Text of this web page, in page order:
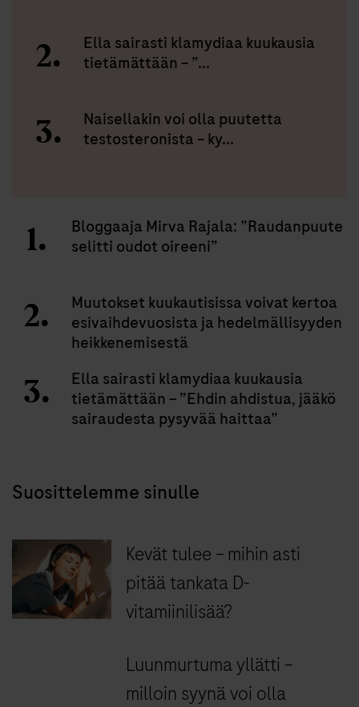
Ella sairasti klamydiaa kuukausia
tietämättään – ”...
Naisellakin voi olla puutetta
testosteronista – ky...
Bloggaaja Mirva Rajala: ”Raudanpuute
selitti oudot oireeni”
Muutokset kuukautisissa voivat kertoa
esivaihdevuosista ja hedelmällisyyden
heikkenemisestä
Ella sairasti klamydiaa kuukausia
tietämättään – ”Ehdin ahdistua, jääkö
sairaudesta pysyvää haittaa”
Suosittelemme sinulle
Kevät tulee – mihin asti
pitää tankata D-
vitamiinilisää?
Luunmurtuma yllätti –
milloin syynä voi olla